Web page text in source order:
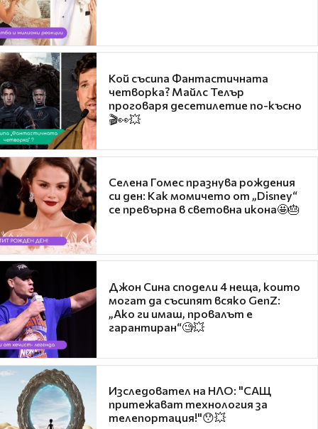
Кой съсипа Фантастичната
четворка? Майлс Телър
проговаря десетилетие по-късно
🎬👀💥
Селена Гомес празнува рождения
си ден: Как момичето от „Disney“
се превърна в световна икона🤩🎂
Джон Сина сподели 4 неща, които
могат да съсипят всяко GenZ:
„Ако ги имаш, провалът е
гарантиран“🧐💥
Изследовател на НЛО: "САЩ
притежават технология за
телепортация!"😯💥